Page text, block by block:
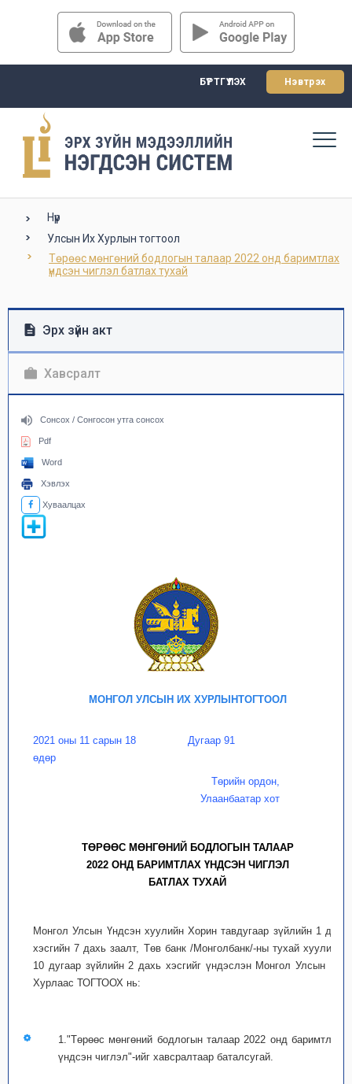
БҮРТГҮҮЛЭХ Нэвтрэх
Нүүр
Улсын Их Хурлын тогтоол
Төрөөс мөнгөний бодлогын талаар 2022 онд баримтлах
үндсэн чиглэл батлах тухай
Эрх зүйн акт
Хавсралт
Сонсох / Сонгосон утга сонсох
Pdf
Word
Хэвлэх
Хуваалцах
МОНГОЛ УЛСЫН ИХ ХУРЛЫНТОГТООЛ
2021 оны 11 сарын 18
өдөр
Дугаар 91
Төрийн ордон,
Улаанбаатар хот
ТӨРӨӨС МӨНГӨНИЙ БОДЛОГЫН ТАЛААР
2022 ОНД БАРИМТЛАХ ҮНДСЭН ЧИГЛЭЛ
БАТЛАХ ТУХАЙ
Монгол Улсын Үндсэн хуулийн Хорин тавдугаар зүйлийн 1 дэх
хэсгийн 7 дахь заалт, Төв банк /Монголбанк/-ны тухай хуулийн
10 дугаар зүйлийн 2 дахь хэсгийг үндэслэн Монгол Улсын Их
Хурлаас ТОГТООХ нь:
1."Төрөөс мөнгөний бодлогын талаар 2022 онд баримтлах
үндсэн чиглэл"-ийг хавсралтаар баталсугай.